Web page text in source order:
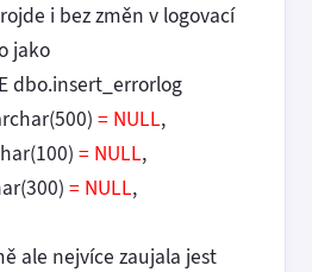
i bez změn v logovací
jako
dbo.insert_errorlog
= NULL,
= NULL,
= NULL,
ale nejvíce zaujala jest